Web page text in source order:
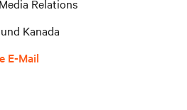
Relations
Kanada
E-Mail